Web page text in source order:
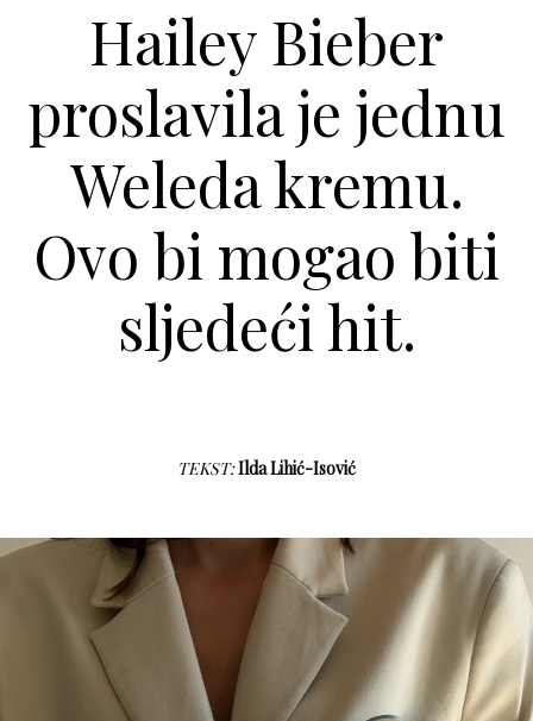
Hailey Bieber
proslavila je jednu
Weleda kremu.
Ovo bi mogao biti
sljedeći hit.
TEKST:Ilda Lihić-Isović